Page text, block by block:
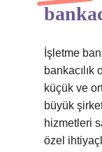
İşletme
bankacılık
küçük ve
büyük
hizmetleri
özel